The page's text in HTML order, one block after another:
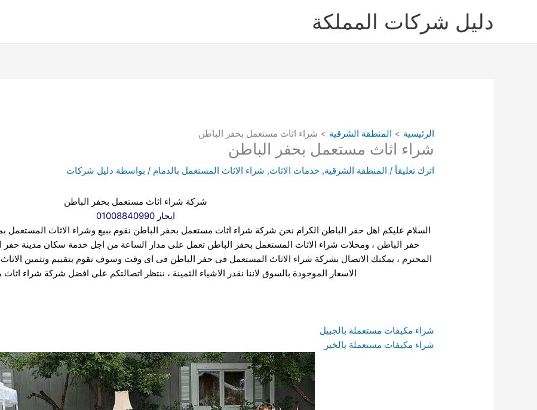
دليل شركات المملكة
الرئيسية المنطقة الشرقية شراء اثاث مستعمل بحفر الباطن
شراء اثاث مستعمل بحفر الباطن
اترك تعليقاً / المنطقة الشرقية,خدمات الاثاث, شراء الاثاث المستعمل بالدمام / بواسطة دليل شركات
شركة شراء اثاث مستعمل بحفر الباطن
ايجار 01008840990
السلام عليكم اهل حفر الباطن الكرام نحن شركة شراء اثاث مستعمل بحفر الباطن نقوم ببيع وشراء الاثاث المستعمل
حفر الباطن ، ومحلات شراء الاثاث المستعمل بحفر الباطن تعمل على مدار الساعة من اجل خدمة سكان مدينة حفر
المحترم ، يمكنك الاتصال بشركة شراء الاثاث المستعمل فى حفر الباطن فى اى وقت وسوف نقوم بتقييم وتثمين
الاسعار الموجودة بالسوق لاننا نقدر الاشياء الثمينة ، ننتظر اتصالتكم على افضل شركة شراء
شراء مكيفات مستعملة بالجبيل
شراء مكيفات مستعملة بالخبر